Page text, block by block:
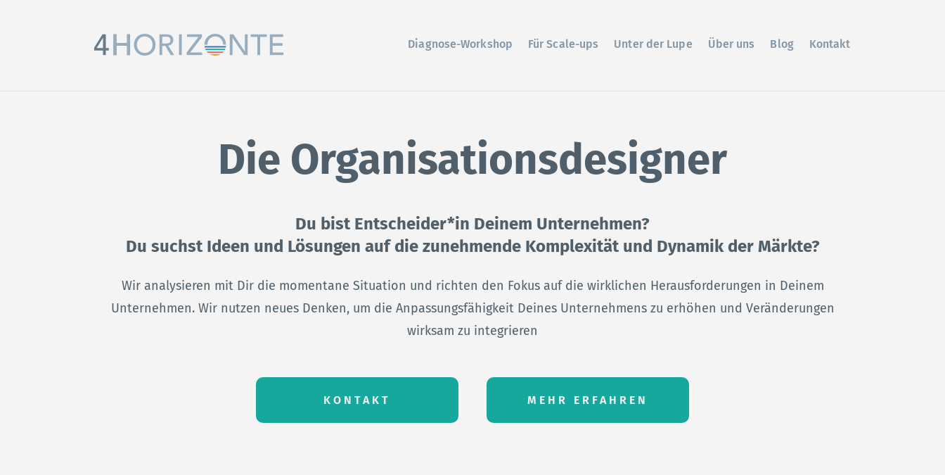
HOME
DIAGNOSE-WORKSHOP
Diagnose-Workshop Für Scale-ups Unter der Lupe Über uns Blog Kontakt
Die Organisationsdesigner
Du bist Entscheider*in Deinem Unternehmen?
Du suchst Ideen und Lösungen auf die zunehmende Komplexität und Dynamik der Märkte?
Wir analysieren mit Dir die momentane Situation und richten den Fokus auf die wirklichen Herausforderungen in Deinem
Unternehmen. Wir nutzen neues Denken, um die Anpassungsfähigkeit Deines Unternehmens zu erhöhen und Veränderungen
wirksam zu integrieren
KONTAKT MEHR ERFAHREN